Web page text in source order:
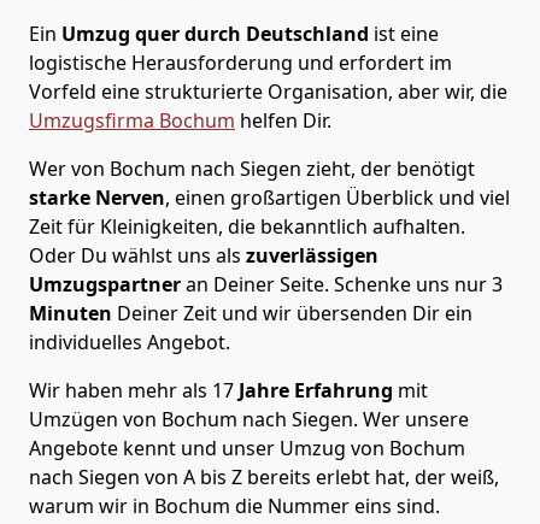
Ein Umzug quer durch Deutschland ist eine
logistische Herausforderung und erfordert im
Vorfeld eine strukturierte Organisation, aber wir, die
Umzugsfirma Bochum helfen Dir.
Wer von Bochum nach Siegen zieht, der benötigt
starke Nerven, einen großartigen Überblick und viel
Zeit für Kleinigkeiten, die bekanntlich aufhalten.
Oder Du wählst uns als zuverlässigen
Umzugspartneran Deiner Seite. Schenke uns nur3
Minuten Deiner Zeit und wir übersenden Dir ein
individuelles Angebot.
Wir haben mehr als 17 Jahre Erfahrung mit
Umzügen von Bochum nach Siegen. Wer unsere
Angebote kennt und unser Umzug von Bochum
nach Siegen von A bis Z bereits erlebt hat, der weiß,
warum wir in Bochum die Nummer eins sind.